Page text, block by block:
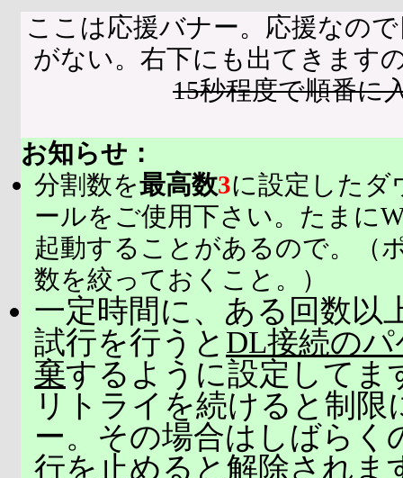
ここは応援バナー。応援なの
がない。右下にも出てきます
15秒程度で順番に
お知らせ：
分割数を最高数3に設定したダ
ールをご使用下さい。たまに
起動することがあるので。（
数を絞っておくこと。）
一定時間に、ある回数以
試行を行うと DL接続の
棄するように設定してま
リトライを続けると制限
ー。その場合はしばらく
行を止めると解除されま